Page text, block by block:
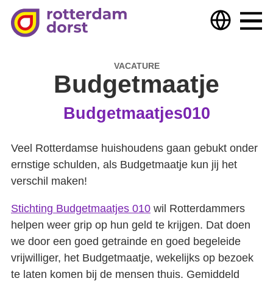
Hulp nodig? Hulp bieden
Over ons
Deelnemers & partners
Uitgelicht
Samen optrekken tegen armoede Dorst
Wijkteam zoekt samenwerking
Extra veel vruchten
TKC digital versterkt onze Vraagbaken!
Getekend
Gebed voor mijn stad
VACATURE
Budgetmaatje
Budgetmaatjes010
Veel Rotterdamse huishoudens gaan gebukt onder
ernstige schulden, als Budgetmaatje kun jij het
verschil maken!
Stichting Budgetmaatjes 010 wil Rotterdammers
helpen weer grip op hun geld te krijgen. Dat doen
we door een goed getrainde en goed begeleide
vrijwilliger, het Budgetmaatje, wekelijks op bezoek
te laten komen bij de mensen thuis. Gemiddeld